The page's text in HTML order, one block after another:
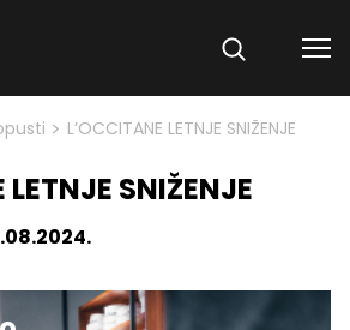
> L’OCCITANE LETNJE SNIŽENJE
LETNJE SNIŽENJE